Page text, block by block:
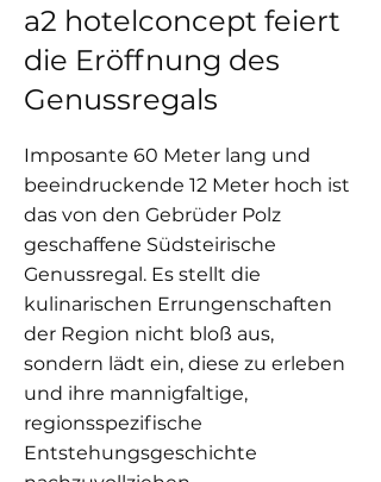
a2 hotelconcept feiert
die Eröffnung des
Genussregals
Imposante 60 Meter lang und
beeindruckende 12 Meter hoch ist
das von den Gebrüder Polz
geschaffene Südsteirische
Genussregal. Es stellt die
kulinarischen Errungenschaften
der Region nicht bloß aus,
sondern lädt ein, diese zu erleben
und ihre mannigfaltige,
regionsspezifische
Entstehungsgeschichte